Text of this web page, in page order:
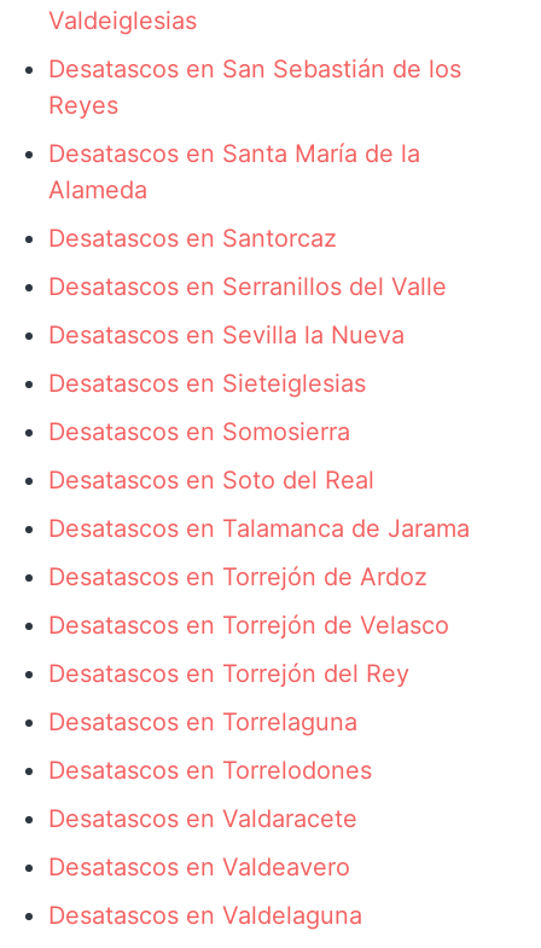
Valdeiglesias
Desatascos en San Sebastián de los
Reyes
Desatascos en Santa María de la
Alameda
Desatascos en Santorcaz
Desatascos en Serranillos del Valle
Desatascos en Sevilla la Nueva
Desatascos en Sieteiglesias
Desatascos en Somosierra
Desatascos en Soto del Real
Desatascos en Talamanca de Jarama
Desatascos en Torrejón de Ardoz
Desatascos en Torrejón de Velasco
Desatascos en Torrejón del Rey
Desatascos en Torrelaguna
Desatascos en Torrelodones
Desatascos en Valdaracete
Desatascos en Valdeavero
Desatascos en Valdelaguna